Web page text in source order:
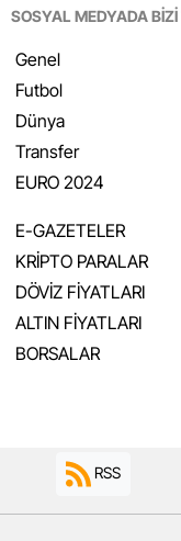
SOSYAL MEDYADA BİZİ
Genel
Futbol
Dünya
Transfer
EURO 2024
E-GAZETELER
KRİPTO PARALAR
DÖVİZ FİYATLARI
ALTIN FİYATLARI
BORSALAR
RSS